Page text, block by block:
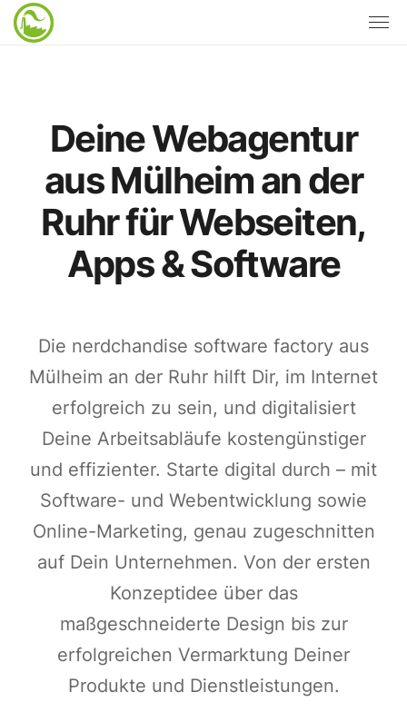
Deine Webagentur
aus Mülheim an der
Ruhr für Webseiten,
Apps & Software
Die nerdchandise software factory aus
Mülheim an der Ruhr hilft Dir, im Internet
erfolgreich zu sein, und digitalisiert
Deine Arbeitsabläufe kostengünstiger
und effizienter. Starte digital durch – mit
Software- und Webentwicklung sowie
Online-Marketing, genau zugeschnitten
auf Dein Unternehmen. Von der ersten
Konzeptidee über das
maßgeschneiderte Design bis zur
erfolgreichen Vermarktung Deiner
Produkte und Dienstleistungen.